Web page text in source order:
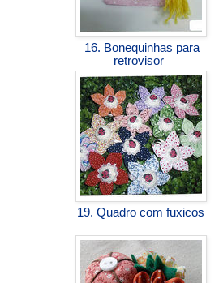
16. Bonequinhas para
retrovisor
19. Quadro com fuxicos